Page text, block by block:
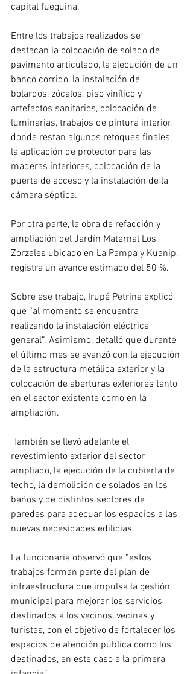
capital fueguina.
Entre los trabajos realizados se
destacan la colocación de solado de
pavimento articulado, la ejecución de un
banco corrido, la instalación de
bolardos, zócalos, piso vinílico y
artefactos sanitarios, colocación de
luminarias, trabajos de pintura interior,
donde restan algunos retoques finales,
la aplicación de protector para las
maderas interiores, colocación de la
puerta de acceso y la instalación de la
cámara séptica.
Por otra parte, la obra de refacción y
ampliación del Jardín Maternal Los
Zorzales ubicado en La Pampa y Kuanip,
registra un avance estimado del 50 %.
Sobre ese trabajo, Irupé Petrina explicó
que “al momento se encuentra
realizando la instalación eléctrica
general”. Asimismo, detalló que durante
el último mes se avanzó con la ejecución
de la estructura metálica exterior y la
colocación de aberturas exteriores tanto
en el sector existente como en la
ampliación.
revestimiento exterior del sector
ampliado, la ejecución de la cubierta de
techo, la demolición de solados en los
baños y de distintos sectores de
paredes para adecuar los espacios a las
nuevas necesidades edilicias.
La funcionaria observó que “estos
trabajos forman parte del plan de
infraestructura que impulsa la gestión
municipal para mejorar los servicios
destinados a los vecinos, vecinas y
turistas, con el objetivo de fortalecer los
espacios de atención pública como los
destinados, en este caso a la primera